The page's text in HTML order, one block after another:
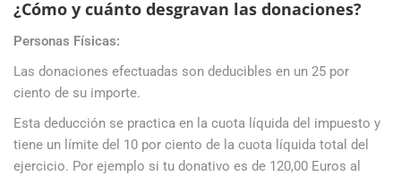
¿Cómo y cuánto desgravan las donaciones?
Personas Físicas:
Las donaciones efectuadas son deducibles en un 25 por
ciento de su importe.
Esta deducción se practica en la cuota líquida del impuesto y
tiene un límite del 10 por ciento de la cuota líquida total del
ejercicio. Por ejemplo si tu donativo es de 120,00 Euros al